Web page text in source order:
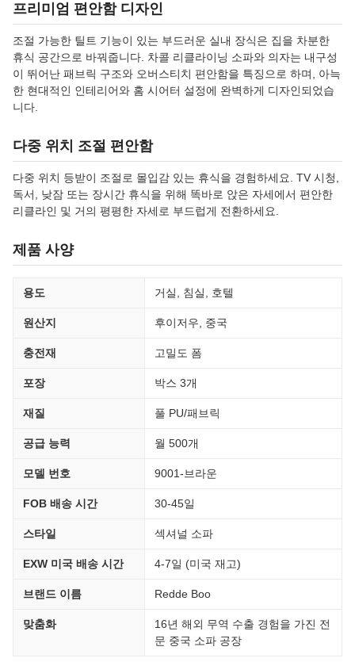
프리미엄 편안함 디자인
조절 가능한 틸트 기능이 있는 부드러운 실내 장식은 집을 차분한
휴식 공간으로 바꿔줍니다. 차콜 리클라이닝 소파와 의자는 내구성
이 뛰어난 패브릭 구조와 오버스티치 편안함을 특징으로 하며, 아늑
한 현대적인 인테리어와 홈 시어터 설정에 완벽하게 디자인되었습
니다.
다중 위치 조절 편안함
다중 위치 등받이 조절로 몰입감 있는 휴식을 경험하세요. TV 시청,
독서, 낮잠 또는 장시간 휴식을 위해 똑바로 앉은 자세에서 편안한
리클라인 및 거의 평평한 자세로 부드럽게 전환하세요.
제품 사양
용도 거실, 침실, 호텔
원산지 후이저우, 중국
충전재 고밀도 폼
포장 박스 3개
재질 풀 PU/패브릭
공급 능력 월 500개
모델 번호 9001-브라운
FOB 배송 시간 30-45일
스타일 섹셔널 소파
EXW 미국 배송 시간 4-7일 (미국 재고)
브랜드 이름 Redde Boo
맞춤화
16년 해외 무역 수출 경험을 가진 전
문 중국 소파 공장